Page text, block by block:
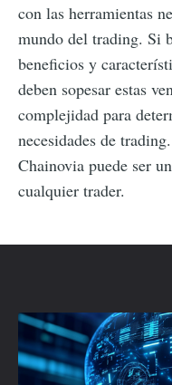
con las herramientas
mundo del trading. Si
beneficios y
deben sopesar estas
complejidad para
necesidades de
Chainovia puede ser
cualquier trader.